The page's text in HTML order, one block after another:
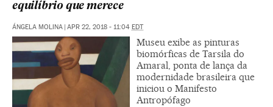
equilíbrio que merece
ÁNGELA MOLINA | APR 22, 2018 - 11:04 EDT
Museu exibe as pinturas
biomórficas de Tarsila do
Amaral, ponta de lança da
modernidade brasileira que
iniciou o Manifesto
Antropófago